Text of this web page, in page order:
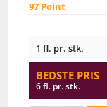
97 Point
1 fl. pr. stk.
BEDSTE PRIS
6 fl. pr. stk.